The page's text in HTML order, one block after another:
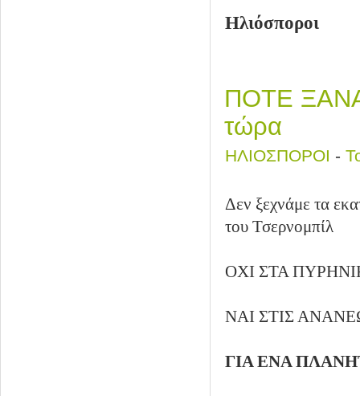
Ηλιόσποροι
ΠΟΤΕ
τώρα
ΗΛΙΟΣΠΟΡΟΙ -
Δεν ξεχνάμε τα
του Τσερνομπίλ
ΟΧΙ ΣΤΑ
ΝΑΙ ΣΤΙΣ
ΓΙΑ ΕΝΑ